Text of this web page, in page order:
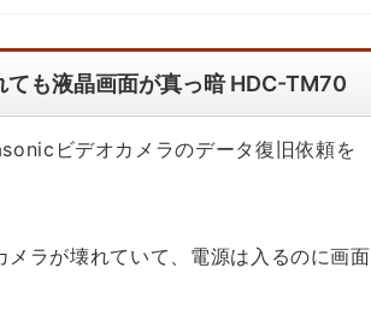
ても液晶画面が真っ暗 HDC-TM70
ビデオカメラのデータ復旧依頼を
ラが壊れていて、電源は入るのに画面